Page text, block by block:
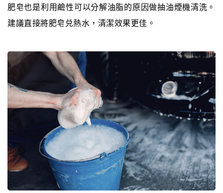
肥皂也是利用鹼性可以分解油脂的原因做抽油煙機清洗。
建議直接將肥皂兑熱水，清潔效果更佳。